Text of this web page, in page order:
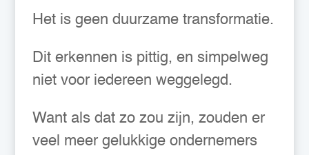
Het is geen duurzame transformatie.
Dit erkennen is pittig, en simpelweg
niet voor iedereen weggelegd.
Want als dat zo zou zijn, zouden er
veel meer gelukkige ondernemers